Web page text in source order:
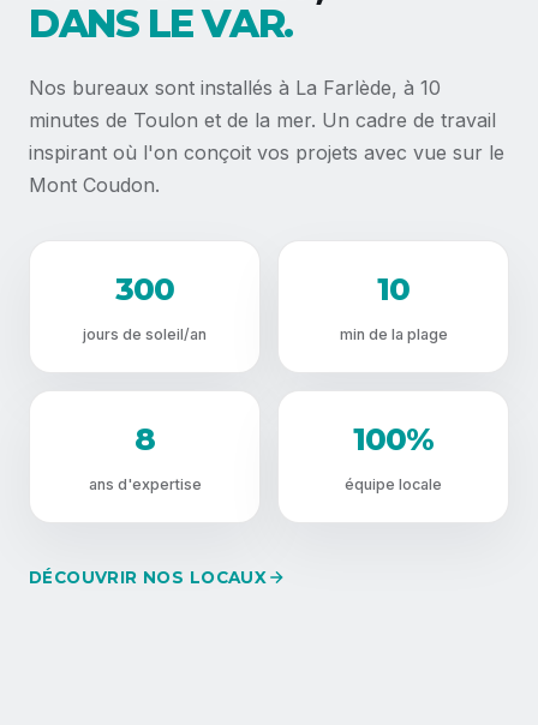
DANS LE VAR.
Nos bureaux sont installés à La Farlède, à 10
minutes de Toulon et de la mer. Un cadre de travail
inspirant où l'on conçoit vos projets avec vue sur le
Mont Coudon.
300
jours de soleil/an
10
min de la plage
8
ans d'expertise
100%
équipe locale
DÉCOUVRIR NOS LOCAUX